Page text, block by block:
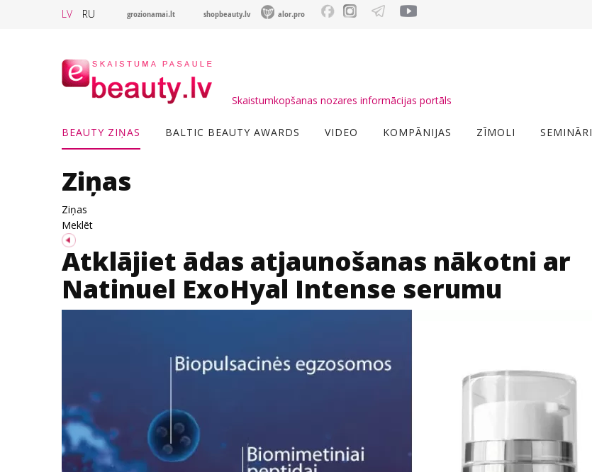
LV RU grozionamai.lt shopbeauty.lv alor.pro
Skaistumkopšanas nozares informācijas portāls
BEAUTY ZIŅAS BALTIC BEAUTY AWARDS VIDEO KOMPĀNIJAS ZĪMOLI SEMINĀRI
Ziņas
Ziņas
Meklēt
Atklājiet ādas atjaunošanas nākotni ar
Natinuel ExoHyal Intense serumu